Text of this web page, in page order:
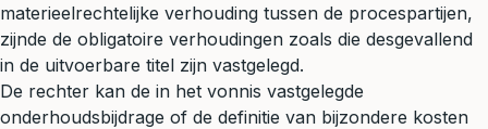
materieelrechtelijke verhouding tussen de procespartijen,
zijnde de obligatoire verhoudingen zoals die desgevallend
in de uitvoerbare titel zijn vastgelegd.
De rechter kan de in het vonnis vastgelegde
onderhoudsbijdrage of de definitie van bijzondere kosten